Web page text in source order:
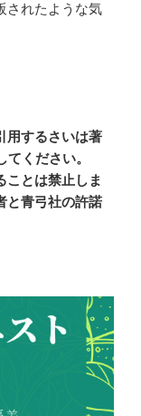
されたような気
用するさいは著
ください。
ことは禁止しま
と青弓社の許諾